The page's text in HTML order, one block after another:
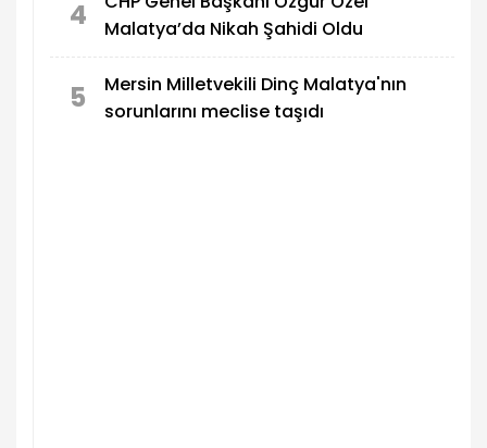
4
Malatya’da Nikah Şahidi Oldu
5
Mersin Milletvekili Dinç Malatya'nın
sorunlarını meclise taşıdı